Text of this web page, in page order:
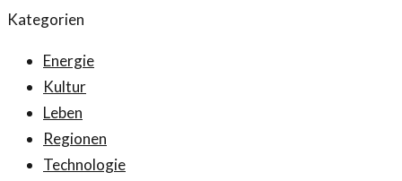
Kategorien
Energie
Kultur
Leben
Regionen
Technologie